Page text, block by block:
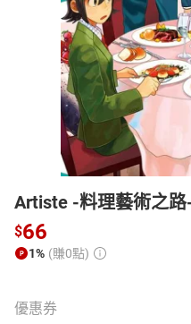
日本購物 電子/紙本書
HOT
Artiste -料理藝術之路-
$66
1% (賺0點)
優惠券